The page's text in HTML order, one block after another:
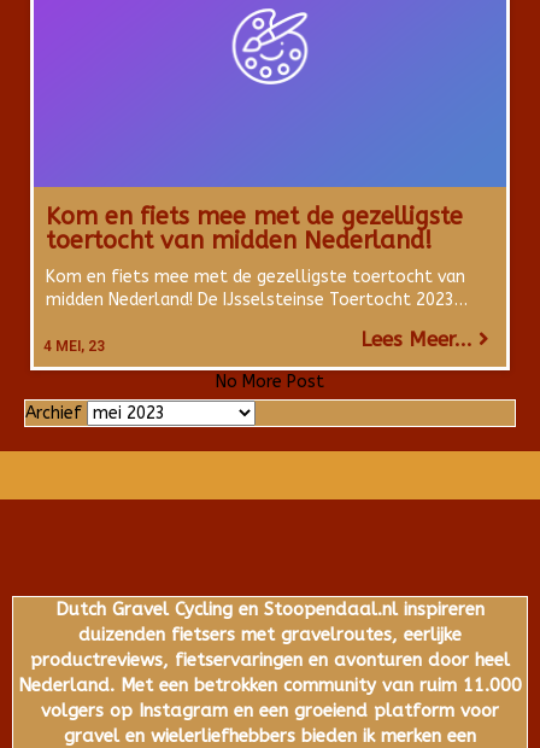
Kom en fiets mee met de gezelligste
toertocht van midden Nederland!
4 MEI, 23
Kom en fiets mee met de gezelligste toertocht van
midden Nederland! De IJsselsteinse Toertocht 2023…
Lees Meer...
No More Post
Archief Archief
Dutch Gravel Cycling en Stoopendaal.nl inspireren
duizenden fietsers met gravelroutes, eerlijke
productreviews, fietservaringen en avonturen door heel
Nederland. Met een betrokken community van ruim 11.000
volgers op Instagram en een groeiend platform voor
gravel en wielerliefhebbers bieden ik merken een